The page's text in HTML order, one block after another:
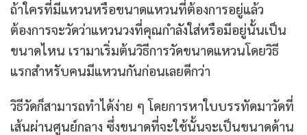
ถ้าใครที่มีแหวนหรือขนาดแหวนที่ต้องการอยู่แล้ว
ต้องการจะวัดว่าแหวนวงที่คุณกำลังใส่หรือมีอยู่นั้นเป็น
ขนาดไหน เรามาเริ่มต้นวิธีการวัดขนาดแหวนโดยวิธี
แรกสำหรับคนมีแหวนกันก่อนเลยดีกว่า
วิธีวัดก็สามารถทำได้ง่าย ๆ โดยการหาใบบรรทัดมาวัดที่
เส้นผ่านศูนย์กลาง ซึ่งขนาดที่จะใช้นั้นจะเป็นขนาดด้าน